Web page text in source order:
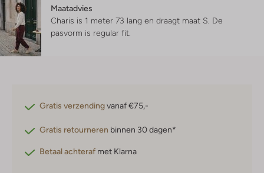
Maatadvies
Charis is 1 meter 73 lang en draagt maat S. De
pasvorm is regular fit
Gratis verzendingvanaf €75,-
Gratis retourneren binnen 30 dagen*
Betaal achteraf met Klarna